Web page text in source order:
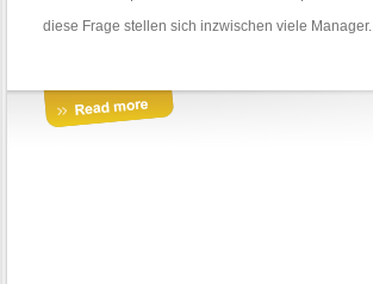
diese Frage stellen sich inzwischen viele Manager.